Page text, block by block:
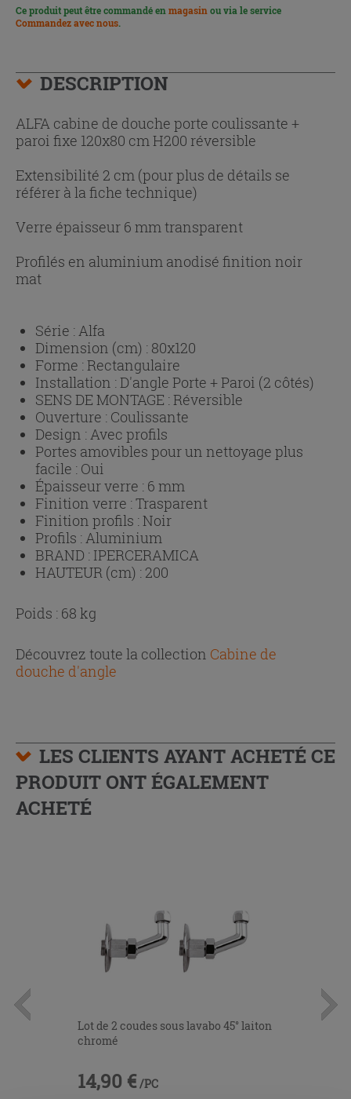
Ce produit peut être commandé en magasin ou via le service
Commandez avec nous.
DESCRIPTION
ALFA cabine de douche porte coulissante +
paroi fixe 120x80 cm H200 réversible
Extensibilité 2 cm (pour plus de détails se
référer à la fiche technique)
Verre épaisseur 6 mm transparent
Profilés en aluminium anodisé finition noir
mat
Série : Alfa
Dimension (cm) : 80x120
Forme :Rectangulaire
Installation :D'angle Porte + Paroi (2 côtés)
SENS DE MONTAGE :Réversible
Ouverture : Coulissante
Design : Avec profils
Portes amovibles pour un nettoyage plus
facile : Oui
Épaisseur verre : 6 mm
Finition verre :Trasparent
Finition profils :Noir
Profils : Aluminium
BRAND : IPERCERAMICA
HAUTEUR (cm) : 200
Poids : 68 kg
Découvrez toute la collection Cabine de
douche d'angle
LES CLIENTS AYANT ACHETÉ CE
PRODUIT ONT ÉGALEMENT
ACHETÉ
Lot de 2 coudes sous lavabo 45° laiton
chromé
14,90 € /PC